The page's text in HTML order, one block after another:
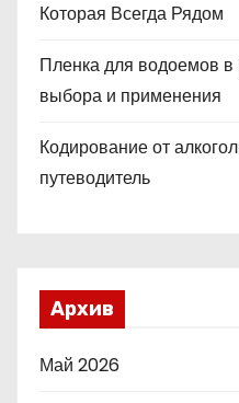
Которая Всегда Рядом
Пленка для водоемов
выбора и применения
Кодирование от
путеводитель
Архив
Май 2026